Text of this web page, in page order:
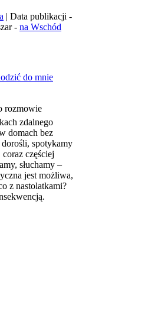
| Data publikacji -
- na Wschód
rozmowie
zdalnego
domach bez
spotykamy
częściej
słuchamy ‒
jest możliwa,
z nastolatkami?